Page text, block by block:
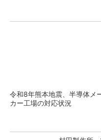
令和8年熊本地震、半導体メ
カー工場の対応状況